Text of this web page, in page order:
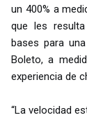
un 400% a
que les
bases para
Boleto, a
experiencia de
“La velocidad